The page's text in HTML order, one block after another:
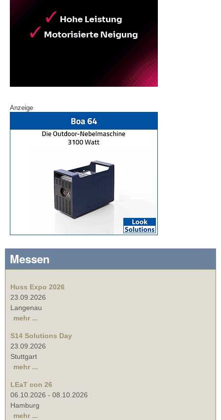
Anzeige
Messen
Huss Expo 2026
23.09.2026
Langenau
mehr ...
S14 Solutions Day
23.09.2026
Stuttgart
mehr ...
LEaT con 26
06.10.2026 - 08.10.2026
Hamburg
mehr ...